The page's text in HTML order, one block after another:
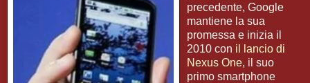
precedente, Google
mantiene la sua
promessa e inizia il
2010 con il lancio di
Nexus One, il suo
primo smartphone